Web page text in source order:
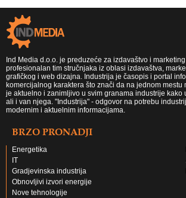
Ind Media d.o.o. je preduzeće za izdavaštvo i
profesionalan tim stručnjaka iz oblasi izdavaštva,
grafičkog i web dizajna. Industrija je časopis i portal
komercijalnog karaktera što znači da na jednom mestu
je aktuelno i zanimljivo u svim granama industrije kako
ali i van njega. "Industrija" - odgovor na potrebu
modernim i aktuelnim informacijama.
BRZO PRONADJI
Energetika
IT
Gradjevinska industrija
Obnovljivi izvori energije
Nove tehnologije